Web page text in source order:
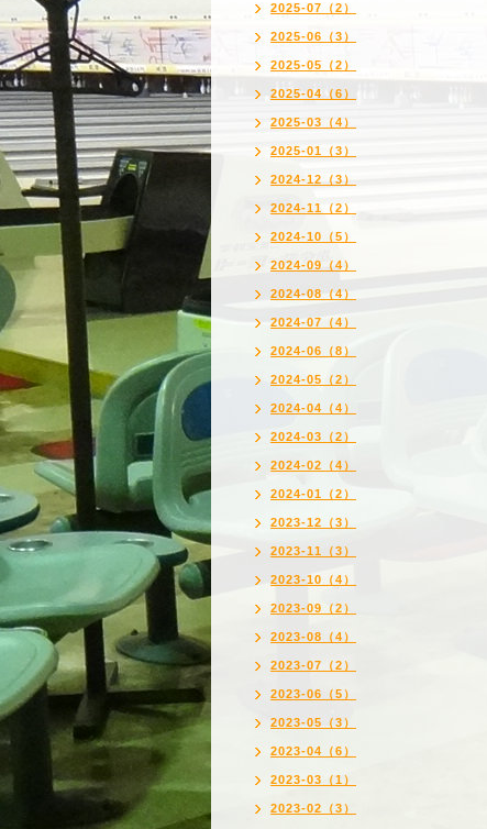
2025-07（2）
2025-06（3）
2025-05（2）
2025-04（6）
2025-03（4）
2025-01（3）
2024-12（3）
2024-11（2）
2024-10（5）
2024-09（4）
2024-08（4）
2024-07（4）
2024-06（8）
2024-05（2）
2024-04（4）
2024-03（2）
2024-02（4）
2024-01（2）
2023-12（3）
2023-11（3）
2023-10（4）
2023-09（2）
2023-08（4）
2023-07（2）
2023-06（5）
2023-05（3）
2023-04（6）
2023-03（1）
2023-02（3）